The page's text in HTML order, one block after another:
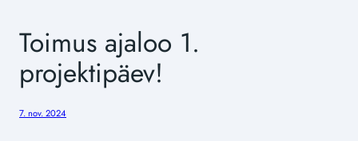
Toimus ajaloo 1.
projektipäev!
7. nov. 2024